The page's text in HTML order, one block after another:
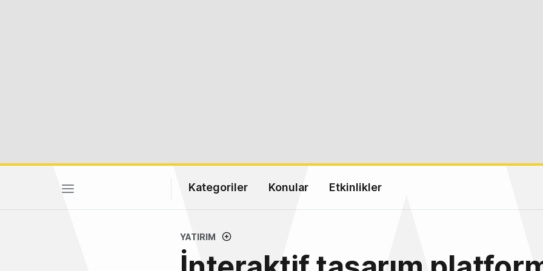
Kategoriler Konular Etkinlikler
YATIRIM